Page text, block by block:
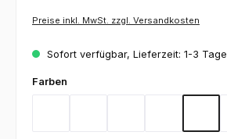
Preise inkl. MwSt. zzgl. Versandkosten
Sofort verfügbar, Lieferzeit: 1-3 Tage
Farben